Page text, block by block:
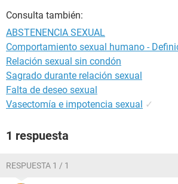
Consulta también:
ABSTENENCIA SEXUAL
Comportamiento sexual humano -
Relación sexual sin condón
Sagrado durante relación sexual
Falta de deseo sexual
Vasectomía e impotencia sexual ✓
1 respuesta
RESPUESTA 1 / 1